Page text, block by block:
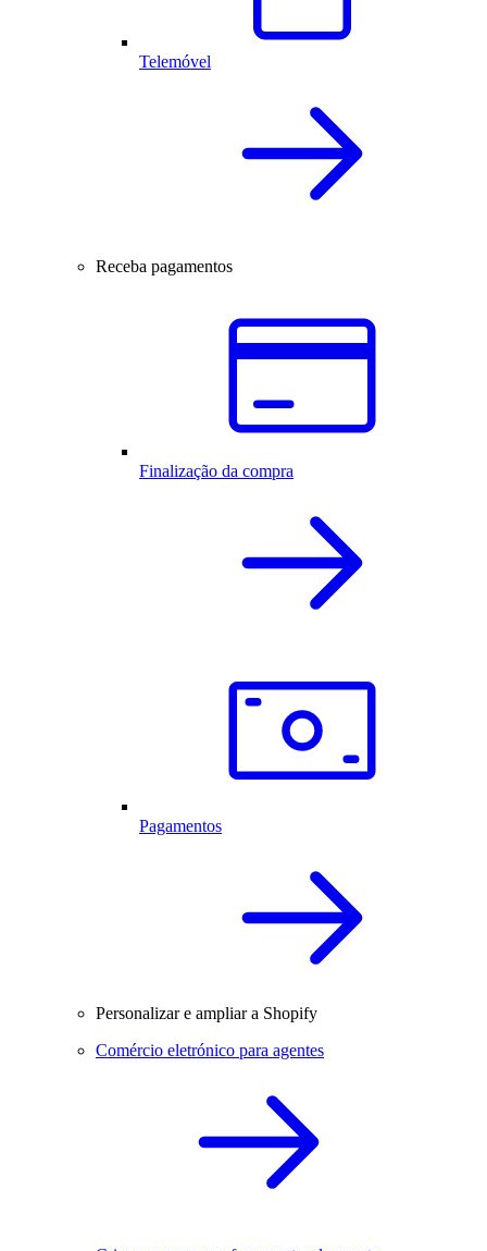
Telemóvel
Receba pagamentos
Finalização da compra
Pagamentos
Personalizar e ampliar a Shopify
Comércio eletrónico para agentes